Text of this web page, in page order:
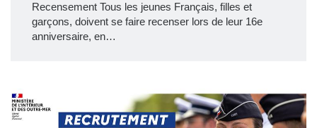
Recensement Tous les jeunes Français, filles et
garçons, doivent se faire recenser lors de leur 16e
anniversaire, en…